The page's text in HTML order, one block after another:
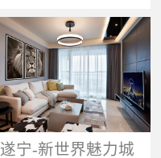
遂宁-新世界魅力城